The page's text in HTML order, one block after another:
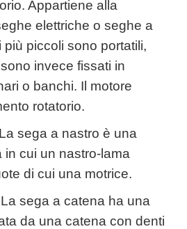
Appartiene alla
elettriche o seghe a
più piccoli sono portatili,
invece fissati in
o banchi. Il motore
rotatorio.
sega a nastro è una
cui un nastro-lama
di cui una motrice.
sega a catena ha una
da una catena con denti